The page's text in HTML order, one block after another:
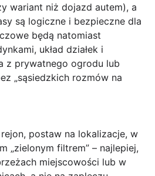
wariant niż dojazd autem), a
są logiczne i bezpieczne dla
będą natomiast
, układ działek i
z prywatnego ogrodu lub
„sąsiedzkich rozmów na
postaw na lokalizacje, w
„zielonym filtrem” – najlepiej,
miejscowości lub w